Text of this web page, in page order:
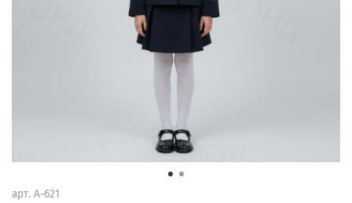
арт. А-621